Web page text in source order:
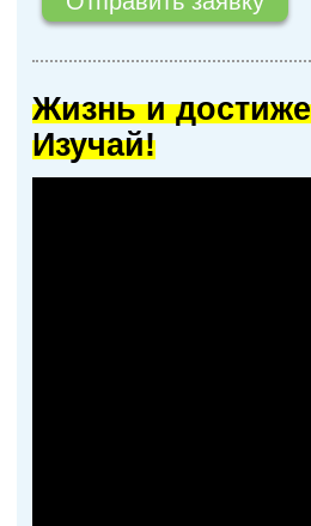
Жизнь и
Изучай!